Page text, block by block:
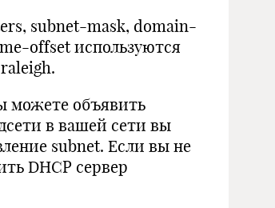
subnet-mask, domain-
offset используются
можете объявить
в вашей сети вы
subnet. Если вы не
DHCP сервер